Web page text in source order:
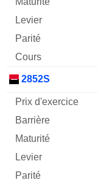
2852S